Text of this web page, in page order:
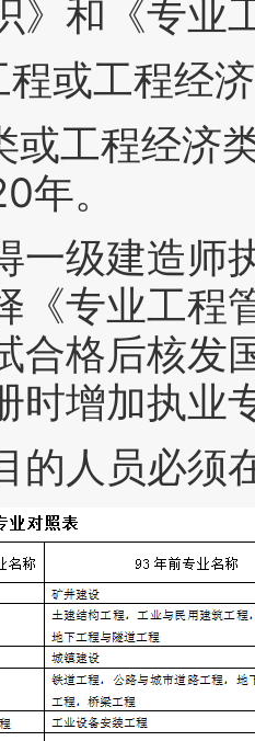
》和《专业
程或工程经
或工程经济
年。
一级建造
《专业工程
合格后核发
时增加执业
的人员必须